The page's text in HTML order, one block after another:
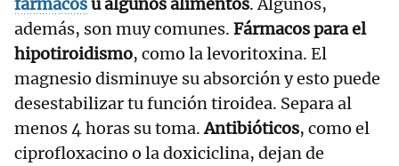
además, son muy comunes. Fármacos para el
hipotiroidismo, como la levoritoxina. El
magnesio disminuye su absorción y esto puede
desestabilizar tu función tiroidea. Separa al
menos 4 horas su toma.Antibióticos, como el
ciprofloxacino o la doxiciclina, dejan de